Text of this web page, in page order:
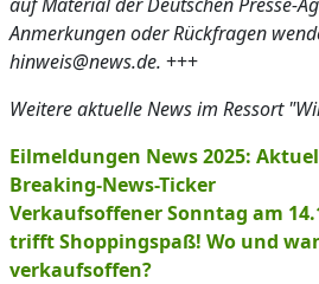
Anmerkungen oder Rückfragen
hinweis@news.de. +++
Weitere aktuelle News im Ressort
Eilmeldungen News 2025:
Breaking-News-Ticker
Verkaufsoffener Sonntag am
trifft Shoppingspaß! Wo und
verkaufsoffen?